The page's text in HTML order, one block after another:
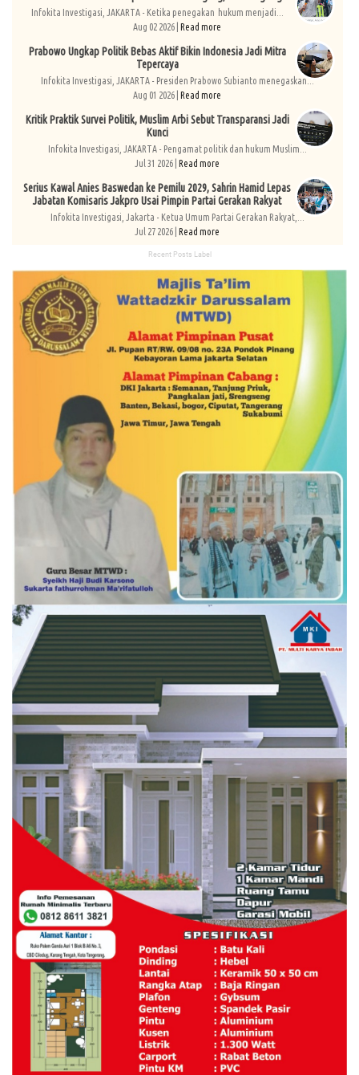
Infokita Investigasi, JAKARTA - Ketika penegakan hukum menjadi...
Aug 02 2026 | Read more
Prabowo Ungkap Politik Bebas Aktif Bikin Indonesia Jadi Mitra
Tepercaya
Infokita Investigasi, JAKARTA - Presiden Prabowo Subianto menegaskan...
Aug 01 2026 | Read more
Kritik Praktik Survei Politik, Muslim Arbi Sebut Transparansi Jadi
Kunci
Infokita Investigasi, JAKARTA - Pengamat politik dan hukum Muslim...
Jul 31 2026 | Read more
Serius Kawal Anies Baswedan ke Pemilu 2029, Sahrin Hamid Lepas
Jabatan Komisaris Jakpro Usai Pimpin Partai Gerakan Rakyat
Infokita Investigasi, Jakarta - Ketua Umum Partai Gerakan Rakyat,...
Jul 27 2026 | Read more
Recent Posts Label